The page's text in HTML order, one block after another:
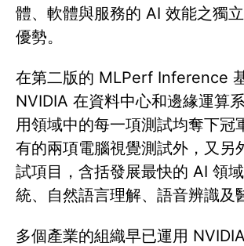
體、軟體與服務的 AI 效能之獨
優勢。
在第二版的 MLPerf Inference
NVIDIA 在資料中心和邊緣運算
用領域中的每一項測試均奪下冠
有的兩項電腦視覺測試外，又另
試項目，含括發展最快的 AI 領
統、自然語言理解、語音辨識及
多個產業的組織早已運用